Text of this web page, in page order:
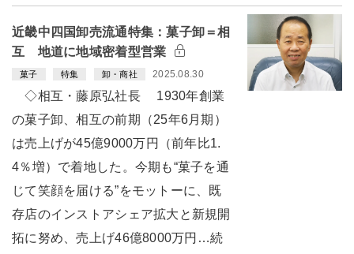
近畿中四国卸売流通特集：菓子卸＝相
互 地道に地域密着型営業
菓子 特集 卸・商社 2025.08.30
◇相互・藤原弘社長 1930年創業
の菓子卸、相互の前期（25年6月期）
は売上げが45億9000万円（前年比1.
4％増）で着地した。今期も“菓子を通
じて笑顔を届ける”をモットーに、既
存店のインストアシェア拡大と新規開
拓に努め、売上げ46億8000万円…続